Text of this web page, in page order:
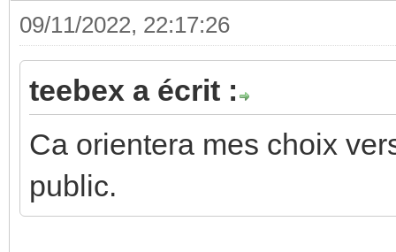
09/11/2022, 22:17:26
teebex a écrit :
Ca orientera mes choix
public.